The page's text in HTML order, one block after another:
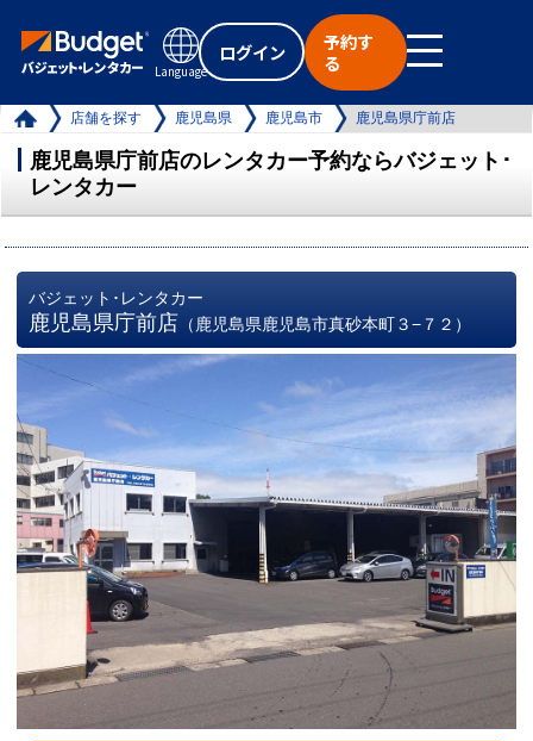
Language
ログイン
予約す
る
店舗を探す 鹿児島県 鹿児島市 鹿児島県庁前店
鹿児島県庁前店のレンタカー予約ならバジェット･
レンタカー
バジェット･レンタカー
鹿児島県庁前店 （鹿児島県鹿児島市真砂本町３−７２）